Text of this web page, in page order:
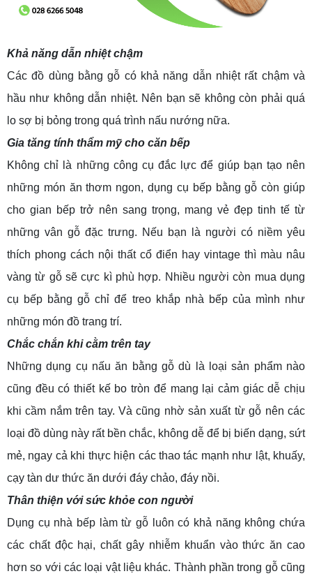
Khả năng dẫn nhiệt chậm
Các đồ dùng bằng gỗ có khả năng dẫn nhiệt rất chậm và
hầu như không dẫn nhiệt. Nên bạn sẽ không còn phải quá
lo sợ bị bỏng trong quá trình nấu nướng nữa.
Gia tăng tính thẩm mỹ cho căn bếp
Không chỉ là những công cụ đắc lực để giúp bạn tạo nên
những món ăn thơm ngon, dụng cụ bếp bằng gỗ còn giúp
cho gian bếp trở nên sang trọng, mang vẻ đẹp tinh tế từ
những vân gỗ đặc trưng. Nếu bạn là người có niềm yêu
thích phong cách nội thất cổ điển hay vintage thì màu nâu
vàng từ gỗ sẽ cực kì phù hợp. Nhiều người còn mua dụng
cụ bếp bằng gỗ chỉ để treo khắp nhà bếp của mình như
những món đồ trang trí.
Chắc chắn khi cằm trên tay
Những dụng cụ nấu ăn bằng gỗ dù là loại sản phẩm nào
cũng đều có thiết kế bo tròn để mang lại cảm giác dễ chịu
khi cầm nắm trên tay. Và cũng nhờ sản xuất từ gỗ nên các
loại đồ dùng này rất bền chắc, không dễ để bị biến dạng, sứt
mẻ, ngay cả khi thực hiện các thao tác mạnh như lật, khuấy,
cạy tàn dư thức ăn dưới đáy chảo, đáy nồi.
Thân thiện với sức khỏe con người
Dụng cụ nhà bếp làm từ gỗ luôn có khả năng không chứa
các chất độc hại, chất gây nhiễm khuẩn vào thức ăn cao
hơn so với các loại vật liệu khác. Thành phần trong gỗ cũng